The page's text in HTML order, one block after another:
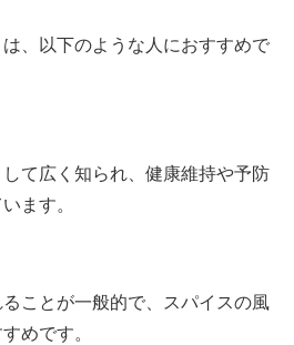
、以下のような人におすすめで
て広く知られ、健康維持や予防
ます。
ことが一般的で、スパイスの風
めです。